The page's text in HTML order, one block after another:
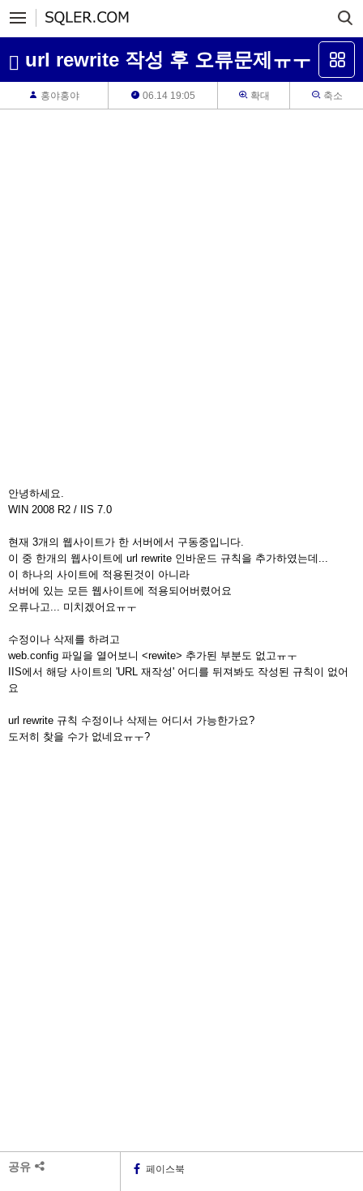
url rewrite 작성 후 오류문제ㅠㅜ
홍야홍야 06.14 19:05 확대 축소
안녕하세요.
WIN 2008 R2 / IIS 7.0
현재 3개의 웹사이트가 한 서버에서 구동중입니다.
이 중 한개의 웹사이트에 url rewrite 인바운드 규칙을 추가하였는데...
이 하나의 사이트에 적용된것이 아니라
서버에 있는 모든 웹사이트에 적용되어버렸어요
오류나고... 미치겠어요ㅠㅜ
수정이나 삭제를 하려고
web.config 파일을 열어보니 <rewite> 추가된 부분도 없고ㅠㅜ
IIS에서 해당 사이트의 'URL 재작성' 어디를 뒤져봐도 작성된 규칙이 없어
요
url rewrite 규칙 수정이나 삭제는 어디서 가능한가요?
도저히 찾을 수가 없네요ㅠㅜ?
공유 페이스북